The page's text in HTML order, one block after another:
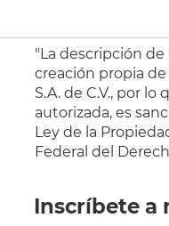
"La descripción
creación propia
S.A. de C.V., por
autorizada, es
Ley de la
Federal del
Inscríbete a